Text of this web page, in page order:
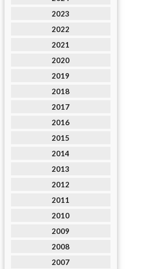
2023
2022
2021
2020
2019
2018
2017
2016
2015
2014
2013
2012
2011
2010
2009
2008
2007